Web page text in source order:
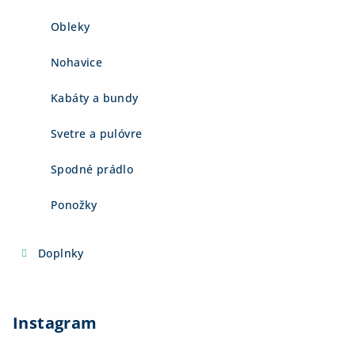
Obleky
Nohavice
Kabáty a bundy
Svetre a pulóvre
Spodné prádlo
Ponožky
Doplnky
Instagram